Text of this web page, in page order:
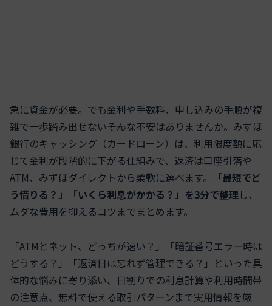
急に資金が必要。でも金利や手数料、申し込みの手順が複
雑で一歩踏み出せない――そんな不安はありませんか。みずほ
銀行のキャッシング（カードローン）は、利用限度額に応
じて金利が段階的に下がる仕組みで、返済は口座引落や
ATM、みずほダイレクトから柔軟に選べます。
「最短でど
う借りる？」「いくら利息がかかる？」を3分で整理し、
ムダな費用を抑えるコツまでまとめます。
「ATMとネット、どっちが速い？」「暗証番号エラー時は
どうする？」「返済日は忘れず管理できる？」といった具
体的な悩みに寄り添い、日割りでの利息計算や利用時間帯
の注意点、無料で使える取引パターンまで実用情報を厳